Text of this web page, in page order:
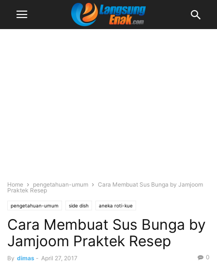
Home pengetahuan-umum
Cara Membuat Sus Bunga by Jamjoom
Praktek Resep
pengetahuan-umum side dish aneka roti-kue
Cara Membuat Sus Bunga by
Jamjoom Praktek Resep
By dimas - April 27, 2017 0